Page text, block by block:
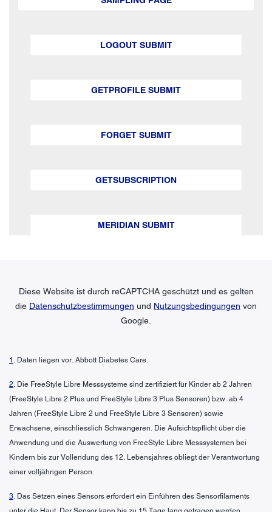
LOGOUT SUBMIT
GETPROFILE SUBMIT
FORGET SUBMIT
GETSUBSCRIPTION
MERIDIAN SUBMIT
Diese Website ist durch reCAPTCHA geschützt und es gelten
die Datenschutzbestimmungen und Nutzungsbedingungen von
Google.
1 . Daten liegen vor. Abbott Diabetes Care.
2. Die FreeStyle Libre Messsysteme sind zertifiziert für Kinder ab 2 Jahren
(FreeStyle Libre 2 Plus und FreeStyle Libre 3 Plus Sensoren) bzw. ab 4
Jahren (FreeStyle Libre 2 und FreeStyle Libre 3 Sensoren) sowie
Erwachsene, einschliesslich Schwangeren. Die Aufsichtspflicht über die
Anwendung und die Auswertung von FreeStyle Libre Messsystemen bei
Kindern bis zur Vollendung des 12. Lebensjahres obliegt der Verantwortung
einer volljährigen Person.
3. Das Setzen eines Sensors erfordert ein Einführen des Sensorfilaments